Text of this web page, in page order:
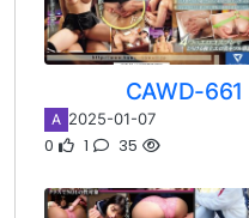
CAWD-661
A 2025-01-07
0 1 35